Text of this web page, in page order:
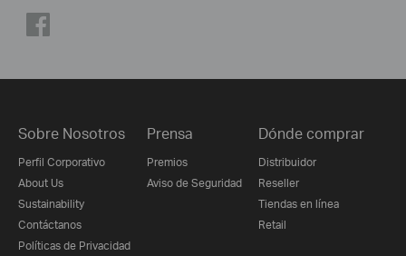
Sobre Nosotros
Perfil Corporativo
About Us
Sustainability
Contáctanos
Políticas de Privacidad
Prensa
Premios
Aviso de Seguridad
Dónde comprar
Distribuidor
Reseller
Tiendas en línea
Retail